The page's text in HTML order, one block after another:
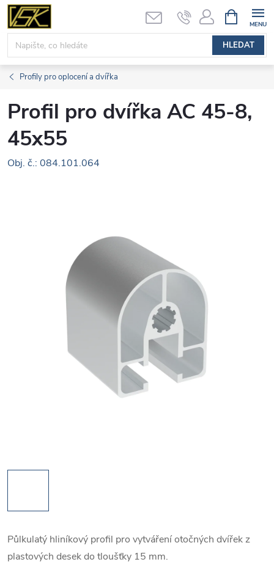
Přejít
obsah
HLEDAT
NÁKUPNÍ
KOŠÍK
Profily pro oplocení a dvířka
Profil pro dvířka AC 45-8,
45x55
Obj. č.: 084.101.064
Půlkulatý hliníkový profil pro vytváření otočných dvířek z
plastových desek do tloušťky 15 mm.